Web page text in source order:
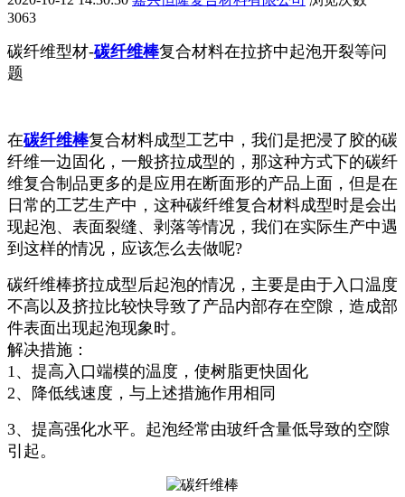
3063
碳纤维型材-碳纤维棒复合材料在拉挤中起泡开裂等问
题
在碳纤维棒复合材料成型工艺中，我们是把浸了胶的碳
纤维一边固化，一般挤拉成型的，那这种方式下的碳纤
维复合制品更多的是应用在断面形的产品上面，但是在
日常的工艺生产中，这种碳纤维复合材料成型时是会出
现起泡、表面裂缝、剥落等情况，我们在实际生产中遇
到这样的情况，应该怎么去做呢?
碳纤维棒挤拉成型后起泡的情况，主要是由于入口温度
不高以及挤拉比较快导致了产品内部存在空隙，造成部
件表面出现起泡现象时。
解决措施：
1、提高入口端模的温度，使树脂更快固化
2、降低线速度，与上述措施作用相同
3、提高强化水平。起泡经常由玻纤含量低导致的空隙
引起。